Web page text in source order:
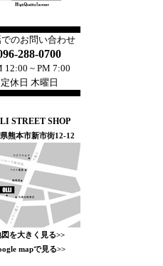
でのお問い合わせ
288-0700
12:00 ~ PM 7:00
定休日 木曜日
STREET SHOP
熊本市新市街12-12
図を大きく見る>>
mapで見る>>